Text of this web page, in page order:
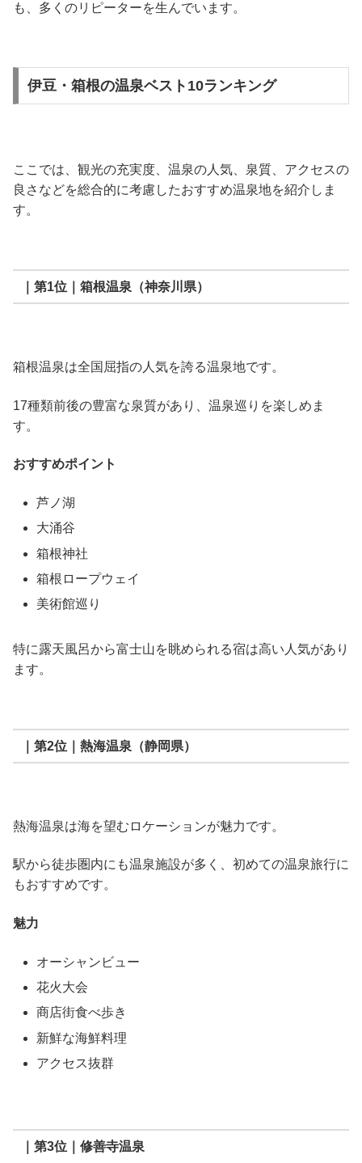
も、多くのリピーターを生んでいます。
伊豆・箱根の温泉ベスト10ランキング
ここでは、観光の充実度、温泉の人気、泉質、アクセスの
良さなどを総合的に考慮したおすすめ温泉地を紹介しま
す。
｜第1位｜箱根温泉（神奈川県）
箱根温泉は全国屈指の人気を誇る温泉地です。
17種類前後の豊富な泉質があり、温泉巡りを楽しめま
す。
おすすめポイント
芦ノ湖
大涌谷
箱根神社
箱根ロープウェイ
美術館巡り
特に露天風呂から富士山を眺められる宿は高い人気があり
ます。
｜第2位｜熱海温泉（静岡県）
熱海温泉は海を望むロケーションが魅力です。
駅から徒歩圏内にも温泉施設が多く、初めての温泉旅行に
もおすすめです。
魅力
オーシャンビュー
花火大会
商店街食べ歩き
新鮮な海鮮料理
アクセス抜群
｜第3位｜修善寺温泉